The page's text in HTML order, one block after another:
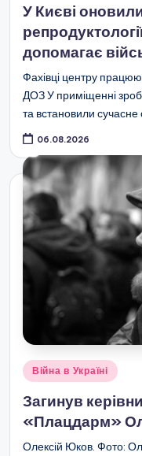
У Києві
допомагає
Фахівці центру
ДОЗ У приміщенні
та встановили
06.08.2026
Опубліковано
Війна в Україні
Загинув
«Плацдарм»
Олексій Юков. Фото: